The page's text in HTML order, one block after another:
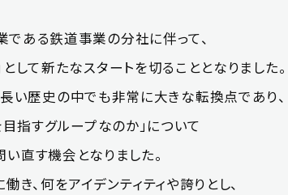
である鉄道事業の分社に伴って、
して新たなスタートを切ることとなりました。
い歴史の中でも非常に大きな転換点であり、
指すグループなのか」について
直す機会となりました。
き、何をアイデンティティや誇りとし、